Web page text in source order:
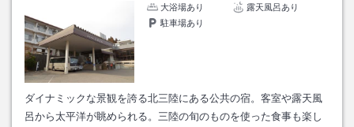
大浴場あり
露天風呂あり
駐車場あり
ダイナミックな景観を誇る北三陸にある公共の宿。客室や露天風
呂から太平洋が眺められる。三陸の旬のものを使った食事も楽し